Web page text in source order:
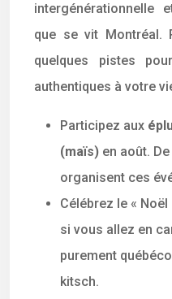
intergénérationnelle
que se vit Montréal.
quelques pistes
authentiques à votre
Participez aux
(maïs) en août.
organisent ces
Célébrez le «
si vous allez en
purement
kitsch.